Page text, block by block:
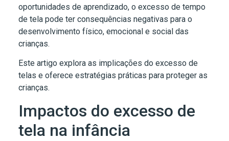
oportunidades de aprendizado, o excesso de tempo
de tela pode ter consequências negativas para o
desenvolvimento físico, emocional e social das
crianças.
Este artigo explora as implicações do excesso de
telas e oferece estratégias práticas para proteger as
crianças.
Impactos do excesso de
tela na infância